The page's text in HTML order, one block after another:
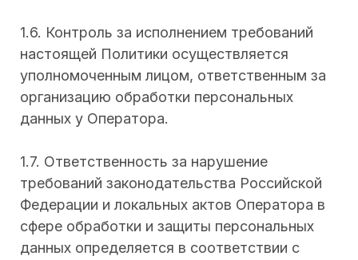
1.6. Контроль за исполнением требований
настоящей Политики осуществляется
уполномоченным лицом, ответственным за
организацию обработки персональных
данных у Оператора.
1.7. Ответственность за нарушение
требований законодательства Российской
Федерации и локальных актов Оператора в
сфере обработки и защиты персональных
данных определяется в соответствии с